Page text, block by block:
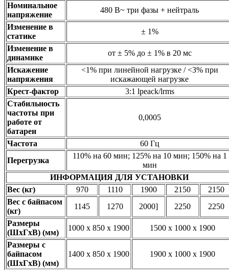
Номинальное
напряжение
480 В~ три фазы + нейтраль
Изменение в
статике
± 1%
Изменение в
динамике
от ± 5% до ± 1% в 20 мс
Искажение
напряжения
<1% при линейной нагрузке / <3% при
искажающей нагрузке
Крест-фактор
3:1 lpeack/lrms
Стабильность
частоты при
работе от
батареи
0,0005
Частота
60 Гц
Перегрузка
110% на 60 мин; 125% на 10 мин; 150% на 1
мин
ИНФОРМАЦИЯ ДЛЯ УСТАНОВКИ
Вес (кг)
970 1110 1900 2150
2150
Вес с байпасом
(кг)
1145 1270 2000] 2250
2250
Размеры
(ШхГхВ) (мм)
1000 x 850 x 1900
1500 x 1000 x 1900
Размеры с
байпасом
(ШхГхВ) (мм)
1400 x 850 x 1900 1900 x 1000 x 1900